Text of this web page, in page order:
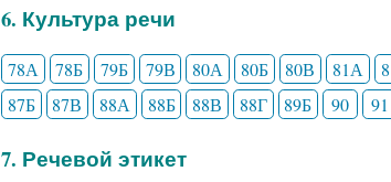
6. Культура речи
78А 78Б 79Б 79В 80А 80Б 80В 81А
87Б
87В 88А 88Б 88В 88Г 89Б 90 91
7. Речевой этикет